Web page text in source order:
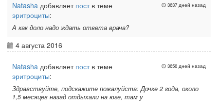
3637 дней назад
Natasha добавляет поств теме
эритроциты:
А как доло надо ждать ответа врача?
4 августа 2016
3656 дней назад
Natasha добавляет поств теме
эритроциты:
Здравствуйте, подскажите пожалуйста: Дочке 2 года, около
1,5 месяцев назад отдыхали на юге, там у